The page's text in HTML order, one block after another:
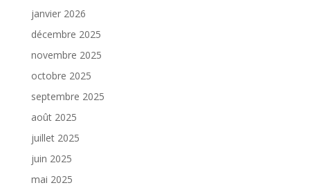
janvier 2026
décembre 2025
novembre 2025
octobre 2025
septembre 2025
août 2025
juillet 2025
juin 2025
mai 2025